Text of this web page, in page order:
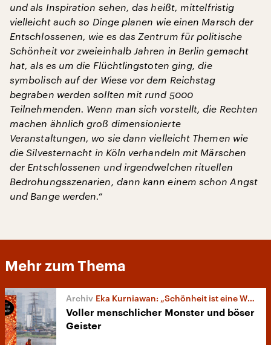
und als Inspiration sehen, das heißt, mittelfristig
vielleicht auch so Dinge planen wie einen Marsch der
Entschlossenen, wie es das Zentrum für politische
Schönheit vor zweieinhalb Jahren in Berlin gemacht
hat, als es um die Flüchtlingstoten ging, die
symbolisch auf der Wiese vor dem Reichstag
begraben werden sollten mit rund 5000
Teilnehmenden. Wenn man sich vorstellt, die Rechten
machen ähnlich groß dimensionierte
Veranstaltungen, wo sie dann vielleicht Themen wie
die Silvesternacht in Köln verhandeln mit Märschen
der Entschlossenen und irgendwelchen rituellen
Bedrohungsszenarien, dann kann einem schon Angst
und Bange werden.“
Mehr zum Thema
Eka Kurniawan: „Schönheit ist eine Wunde“
Voller menschlicher Monster und böser
Geister